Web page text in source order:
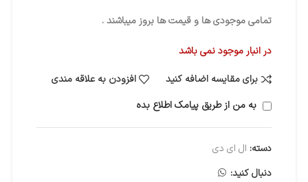
تمامی موجودی ها و قیمت ها بروز میباشند .
در انبار موجود نمی باشد
برای مقایسه اضافه کنید
افزودن به علاقه مندی
به من از طریق پیامک اطلاع بده
دسته: ال ای دی
دنبال کنید: